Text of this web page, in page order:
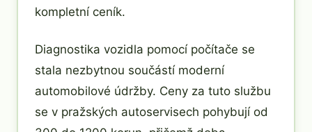
kompletní ceník.
Diagnostika vozidla pomocí počítače se
stala nezbytnou součástí moderní
automobilové údržby. Ceny za tuto službu
se v pražských autoservisech pohybují od